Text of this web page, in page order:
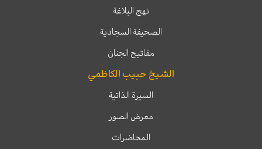
نهج البلاغة
الصحيفة السجادية
مفاتيح الجنان
الشيخ حبيب الكاظمي
السيرة الذاتية
معرض الصور
المحاضرات